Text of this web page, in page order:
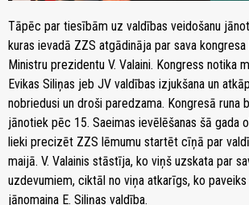
Tāpēc par tiesībām uz valdības veidošanu
kuras ievadā ZZS atgādināja par sava
Ministru prezidentu V. Valaini. Kongress notika
Evikas Siliņas jeb JV valdības izjukšana un
nobriedusi un droši paredzama. Kongresā runa
jānotiek pēc 15. Saeimas ievēlēšanas šā gada
lieki precizēt ZZS lēmumu startēt cīņā par
maijā. V. Valainis stāstīja, ko viņš uzskata par
uzdevumiem, ciktāl no viņa atkarīgs, ko paveiks
jānomaina E. Siliņas valdība.